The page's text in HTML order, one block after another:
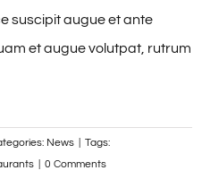
suscipit augue et ante
et augue volutpat, rutrum
News
Tags:
0 Comments